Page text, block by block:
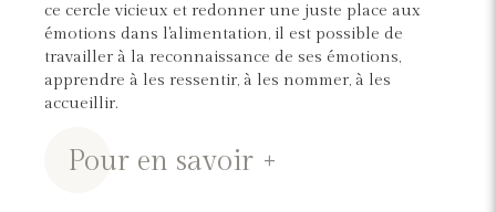
ce cercle vicieux et redonner une juste place aux
émotions dans l'alimentation, il est possible de
travailler à la reconnaissance de ses émotions,
apprendre à les ressentir, à les nommer, à les
accueillir.
Pour en savoir +